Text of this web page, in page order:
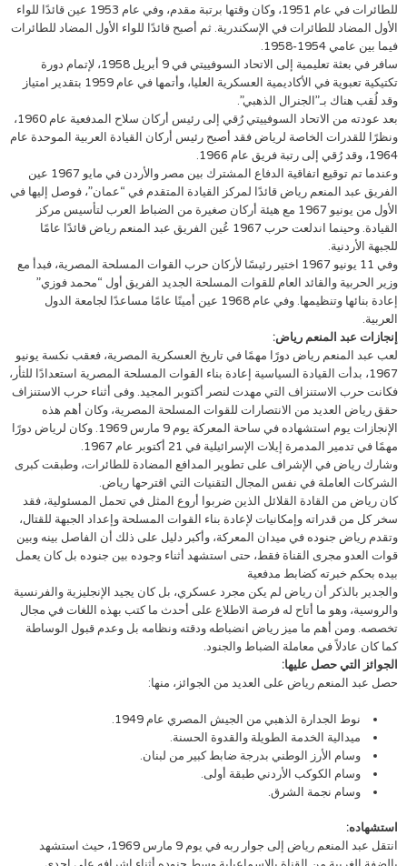
للطائرات في عام 1951، وكان وقتها برتبة مقدم، وفي عام 1953 عين قائدًا للواء
الأول المضاد للطائرات في الإسكندرية. ثم أصبح قائدًا للواء الأول المضاد للطائرات
فيما بين عامي 1954-1958.
سافر في بعثة تعليمية إلى الاتحاد السوفييتي في 9 أبريل 1958، لإتمام دورة
تكتيكية تعبوية في الأكاديمية العسكرية العليا، وأتمها في عام 1959 بتقدير امتياز
وقد لُقب هناك بـ”الجنرال الذهبي”.
بعد عودته من الاتحاد السوفييتي رُقي إلى رئيس أركان سلاح المدفعية عام 1960،
ونظرًا للقدرات الخاصة لرياض فقد أصبح رئيس أركان القيادة العربية الموحدة عام
1964، وقد رُقي إلى رتبة فريق عام 1966.
وعندما تم توقيع اتفاقية الدفاع المشترك بين مصر والأردن في مايو 1967 عين
الفريق عبد المنعم رياض قائدًا لمركز القيادة المتقدم في “عمان”، فوصل إليها في
الأول من يونيو 1967 مع هيئة أركان صغيرة من الضباط العرب لتأسيس مركز
القيادة. وحينما اندلعت حرب 1967 عُين الفريق عبد المنعم رياض قائدًا عامًا
للجبهة الأردنية.
وفي 11 يونيو 1967 اختير رئيسًا لأركان حرب القوات المسلحة المصرية، فبدأ مع
وزير الحربية والقائد العام للقوات المسلحة الجديد الفريق أول “محمد فوزي”
إعادة بنائها وتنظيمها. وفي عام 1968 عين أمينًا عامًا مساعدًا لجامعة الدول
العربية.
إنجازات عبد المنعم رياض:
لعب عبد المنعم رياض دورًا مهمًا في تاريخ العسكرية المصرية، فعقب نكسة يونيو
1967، بدأت القيادة السياسية إعادة بناء القوات المسلحة المصرية استعدادًا للثأر،
فكانت حرب الاستنزاف التي مهدت لنصر أكتوبر المجيد. وفى أثناء حرب الاستنزاف
حقق رياض العديد من الانتصارات للقوات المسلحة المصرية، وكان أهم هذه
الإنجازات يوم استشهاده في ساحة المعركة يوم 9 مارس 1969. وكان لرياض دورًا
مهمًا في تدمير المدمرة إيلات الإسرائيلية في 21 أكتوبر عام 1967.
وشارك رياض في الإشراف على تطوير المدافع المضادة للطائرات، وطبقت كبرى
الشركات العاملة في نفس المجال التقنيات التي اقترحها رياض.
كان رياض من القادة القلائل الذين ضربوا أروع المثل في تحمل المسئولية، فقد
سخر كل من قدراته وإمكانيات لإعادة بناء القوات المسلحة وإعداد الجبهة للقتال،
وتقدم رياض جنوده في ميدان المعركة، وأكبر دليل على ذلك أن الفاصل بينه وبين
قوات العدو مجرى القناة فقط، حتى استشهد أثناء وجوده بين جنوده بل كان يعمل
بيده بحكم خبرته كضابط مدفعية
والجدير بالذكر أن رياض لم يكن مجرد عسكري، بل كان يجيد الإنجليزية والفرنسية
والروسية، وهو ما أتاح له فرصة الاطلاع على أحدث ما كتب بهذه اللغات في مجال
تخصصه. ومن أهم ما ميز رياض انضباطه ودقته ونظامه بل وعدم قبول الوساطة
كما كان عادلاً في معاملة الضباط والجنود.
الجوائز التي حصل عليها:
حصل عبد المنعم رياض على العديد من الجوائز، منها:
نوط الجدارة الذهبي من الجيش المصري عام 1949.
ميدالية الخدمة الطويلة والقدوة الحسنة.
وسام الأرز الوطني بدرجة ضابط كبير من لبنان.
وسام الكوكب الأردني طبقة أولى.
وسام نجمة الشرق.
استشهاده:
انتقل عبد المنعم رياض إلى جوار ربه في يوم 9 مارس 1969، حيث استشهد